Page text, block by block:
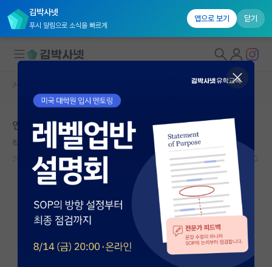
김박사넷
푸시 알림으로 소식을 빠르게
앱으로 보기 닫기
대학원생 모집
국내대학원 정보
연구실&오픈랩
커뮤니티
커뮤니티 홈
전체글보기
베스트 게시판
커뮤니티 홈
연구실 분위기 다들 어떤가요??
착한 갈릴레오 갈릴레이
2026.05.10 6 1800